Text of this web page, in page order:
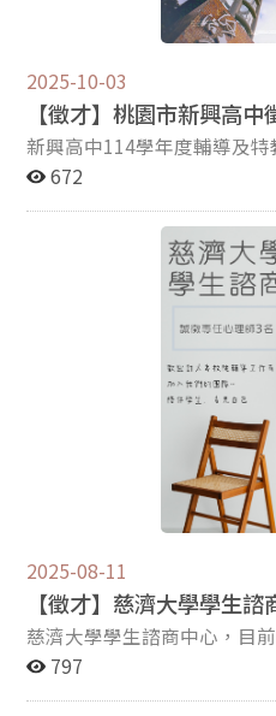
2025-10-03
【徵才】桃園市新興高中
新興高中114學年度輔導及特教教師
一所學制完備的綜合型高級
的教學環境，待遇優，福利
優質的師資團隊，誠徵教師數名。 【工作職
名輔導老師及二名特教老師 【工作內容】 1.處理性平
以及特教相關輔導工作
他相關輔導工作及主管交辦事項 【工作地點】
市新興高級中學(334015桃園
班時段】 日班07:35-16:45 【薪資】 參考「公
高級中等以下學校教師及幼
(含勞健保)， 學士級第一
一年薪資53000元(詳細視實際狀況面
即日起至 114 年 10 月 15 日止。 【
師。 3.具備基本電腦文
際協調溝通能力，且需有耐
負責。 【聯絡方式】 如有任何疑問請洽 (03)
3796996 轉 140、141 人
單(影本)、畢業證書(影本)、
相關資料請參閱附件(含
672
2025-08-11
【徵才】慈濟大學學生
慈濟大學學生諮商中心，目
邀請熱愛助人工作的心理專業人
797